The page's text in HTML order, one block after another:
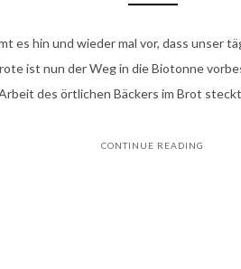
es hin und wieder mal vor, dass unser
ist nun der Weg in die Biotonne
des örtlichen Bäckers im Brot
CONTINUE READING